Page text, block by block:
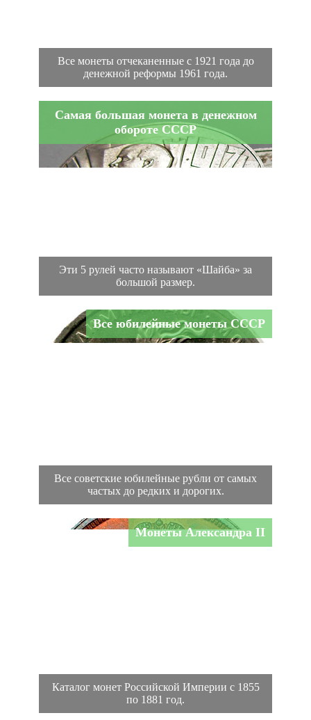
Все монеты отчеканенные с 1921 года до
денежной реформы 1961 года.
Самая большая монета в денежном
обороте СССР
Эти 5 рулей часто называют «Шайба» за
большой размер.
Все юбилейные монеты СССР
Все советские юбилейные рубли от самых
частых до редких и дорогих.
Монеты Александра II
Каталог монет Российской Империи с 1855
по 1881 год.